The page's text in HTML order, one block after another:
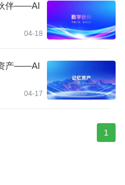
伴——AI
04-18
产——AI
04-17
1